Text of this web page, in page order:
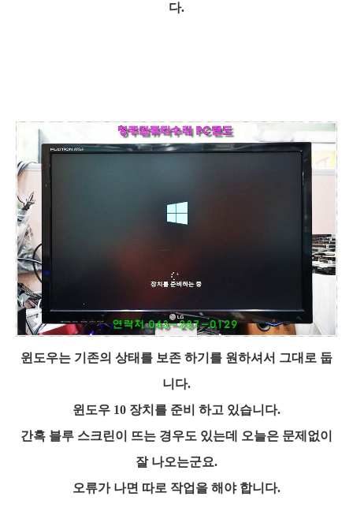
다.
윈도우는 기존의 상태를 보존 하기를 원하셔서 그대로 둡
니다.
윈도우 10 장치를 준비 하고 있습니다.
간혹 블루 스크린이 뜨는 경우도 있는데 오늘은 문제없이
잘 나오는군요.
오류가 나면 따로 작업을 해야 합니다.